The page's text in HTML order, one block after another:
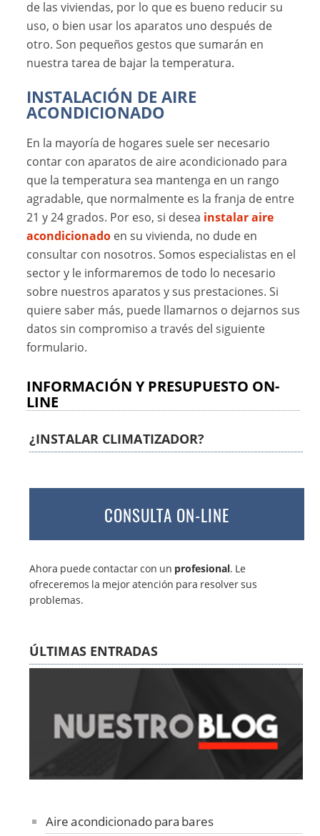
de las viviendas, por lo que es bueno reducir su
uso, o bien usar los aparatos uno después de
otro. Son pequeños gestos que sumarán en
nuestra tarea de bajar la temperatura.
INSTALACIÓN DE AIRE
ACONDICIONADO
En la mayoría de hogares suele ser necesario
contar con aparatos de aire acondicionado para
que la temperatura sea mantenga en un rango
agradable, que normalmente es la franja de entre
21 y 24 grados. Por eso, si desea instalar aire
acondicionado en su vivienda, no dude en
consultar con nosotros. Somos especialistas en el
sector y le informaremos de todo lo necesario
sobre nuestros aparatos y sus prestaciones. Si
quiere saber más, puede llamarnos o dejarnos sus
datos sin compromiso a través del siguiente
formulario.
INFORMACIÓN Y PRESUPUESTO ON-
LINE
¿INSTALAR CLIMATIZADOR?
CONSULTA ON-LINE
Ahora puede contactar con un profesional. Le
ofreceremos la mejor atención para resolver sus
problemas.
ÚLTIMAS ENTRADAS
Aire acondicionado para bares